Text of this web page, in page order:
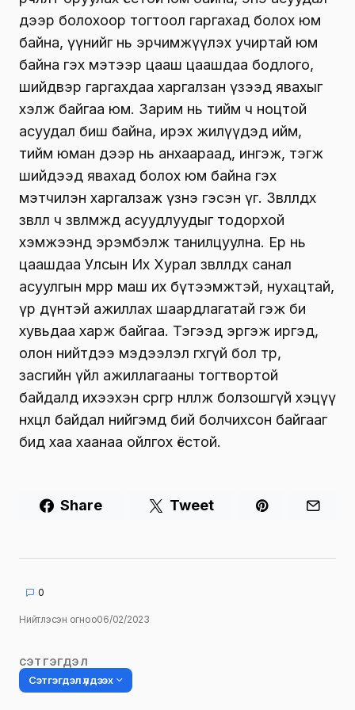
дээр болохоор тогтоол гаргахад болох юм
байна, үүнийг нь эрчимжүүлэх учиртай юм
байна гэх мэтээр цааш цаашдаа бодлого,
шийдвэр гаргахдаа харгалзан үзээд явахыг
хэлж байгаа юм. Зарим нь тийм ч ноцтой
асуудал биш байна, ирэх жилүүдэд ийм,
тийм юман дээр нь анхаараад, ингэж, тэгж
шийдээд явахад болох юм байна гэх
мэтчилэн харгалзаж үзнэ гэсэн үг. Зөвлөлдөх
зөвлөл ч зөвлөмждөө асуудлуудыг тодорхой
хэмжээнд эрэмбэлж танилцуулна. Ер нь
цаашдаа Улсын Их Хурал зөвлөлдөх санал
асуулгын мөрөөр маш их бүтээмжтэй, нухацтай,
үр дүнтэй ажиллах шаардлагатай гэж би
хувьдаа харж байгаа. Тэгээд эргэж иргэд,
олон нийтдээ мэдээлэл өгөхгүй бол төр,
засгийн үйл ажиллагааны тогтвортой
байдалд ихээхэн сөргөөр нөлөөлж болзошгүй хэцүү
нөхцөл байдал нийгэмд бий болчихсон байгааг
бид хаа хаанаа ойлгох ёстой.
Share Tweet
0
Нийтлэсэн огноо06/02/2023
СЭТГЭГДЭЛ
Сэтгэгдэл үлдээх